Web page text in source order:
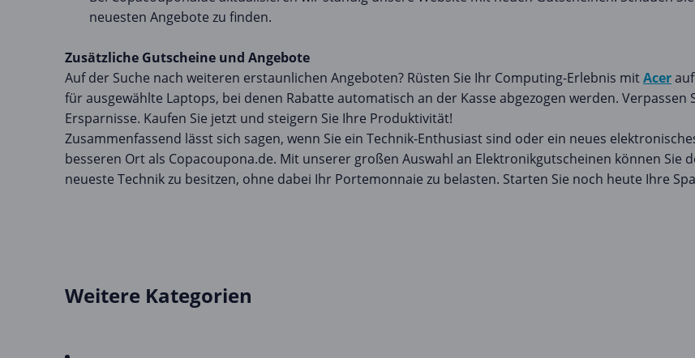
neuesten Angebote zu finden.
Zusätzliche Gutscheine und Angebote
Auf der Suche nach weiteren erstaunlichen Angeboten? Rüsten Sie Ihr Computing-Erlebnis mitAcer
für ausgewählte Laptops, bei denen Rabatte automatisch an der Kasse abgezogen werden. Verpassen
Ersparnisse. Kaufen Sie jetzt und steigern Sie Ihre Produktivität!
Zusammenfassend lässt sich sagen, wenn Sie ein Technik-Enthusiast sind oder ein neues
besseren Ort als Copacoupona.de. Mit unserer großen Auswahl an Elektronikgutscheinen können Sie
neueste Technik zu besitzen, ohne dabei Ihr Portemonnaie zu belasten. Starten Sie noch heute Ihre
Weitere Kategorien